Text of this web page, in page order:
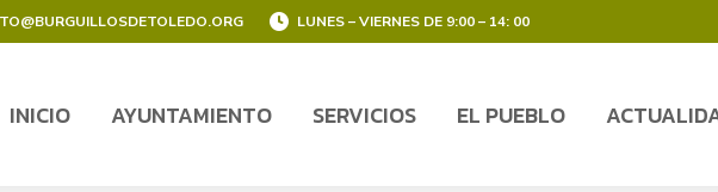
LUNES – VIERNES DE 9:00 – 14: 00
INICIO AYUNTAMIENTO SERVICIOS EL PUEBLO
INICIO AYUNTAMIENTO SERVICIOS EL PUEBLO